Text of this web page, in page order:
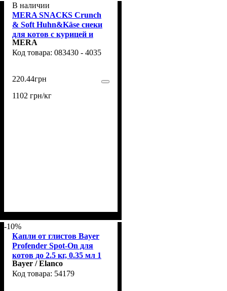
В наличии
MERA SNACKS Crunch
& Soft Huhn&Käse снеки
для котов с курицей и
сыром, 200 гр
MERA
083430 - 4035
220.44грн
1102 грн/кг
-10%
Капли от глистов Bayer
Profender Spot-On для
котов до 2.5 кг, 0.35 мл 1
пипетка
Bayer / Elanco
54179